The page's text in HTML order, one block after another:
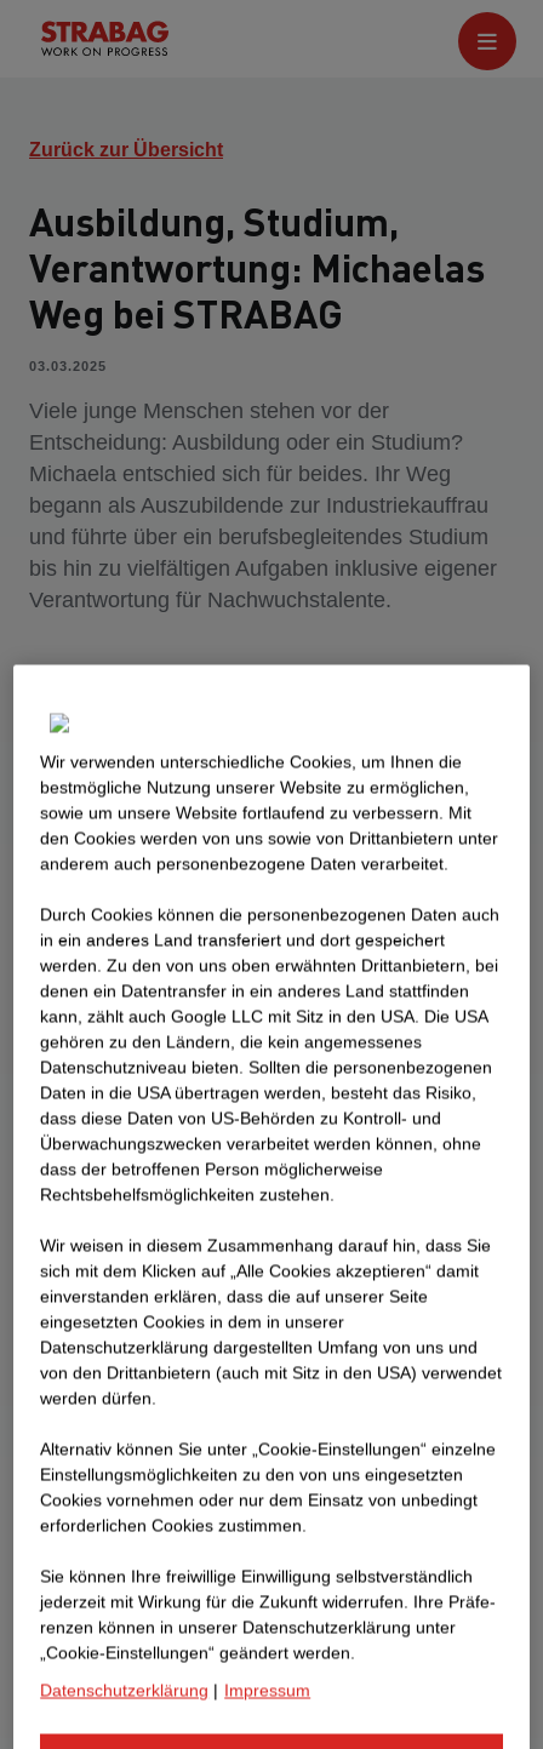
Zurück zur Übersicht
Ausbildung, Studium,
Verantwortung: Michaelas
Weg bei STRABAG
03.03.2025
Viele junge Menschen stehen vor der
Entscheidung: Ausbildung oder ein Studium?
Michaela entschied sich für beides. Ihr Weg
begann als Auszubildende zur Industriekauffrau
und führte über ein berufsbegleitendes Studium
bis hin zu vielfältigen Aufgaben inklusive eigener
Verantwortung für Nachwuchstalente.
Wir verwenden unterschiedliche Cookies, um Ihnen die
best­mögliche Nutzung unserer Website zu ermöglichen,
sowie um unsere Website fortlaufend zu verbessern. Mit
den Cookies werden von uns sowie von Drittanbietern unter
anderem auch personenbezogene Daten verarbeitet.
Durch Cookies können die personenbezogenen Daten auch
in ein anderes Land transferiert und dort gespeichert
werden. Zu den von uns oben erwähnten Drittanbietern, bei
denen ein Datentransfer in ein anderes Land stattfinden
kann, zählt auch Google LLC mit Sitz in den USA. Die USA
gehören zu den Ländern, die kein angemessenes
Datenschutzniveau bieten. Sollten die personenbezogenen
Daten in die USA übertragen werden, besteht das Risiko,
dass diese Daten von US-Behörden zu Kontroll- und
Überwachungszwecken verarbeitet werden können, ohne
dass der betroffenen Person möglicherweise
Rechtsbehelfsmöglichkeiten zustehen.
Wir weisen in diesem Zusammenhang darauf hin, dass Sie
sich mit dem Klicken auf „Alle Cookies akzeptieren“ damit
ein­ver­standen erklären, dass die auf unserer Seite
eingesetzten Cookies in dem in unserer
Datenschutzerklärung dargestellten Umfang von uns und
von den Drittanbietern (auch mit Sitz in den USA) verwendet
werden dürfen.
Alternativ können Sie unter „Cookie-Einstellungen“ einzelne
Einstellungsmöglichkeiten zu den von uns eingesetzten
Cookies vornehmen oder nur dem Einsatz von unbedingt
erforderlichen Cookies zustimmen.
Sie können Ihre freiwillige Einwilligung selbstverständlich
jederzeit mit Wirkung für die Zukunft widerrufen. Ihre Prä­fe­
renzen können in unserer Datenschutzerklärung unter
„Cookie-Einstellungen“ geändert werden.
Datenschutzerklärung | Impressum